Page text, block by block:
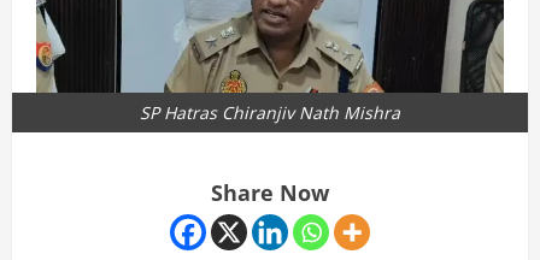
SP Hatras Chiranjiv Nath Mishra
Share Now